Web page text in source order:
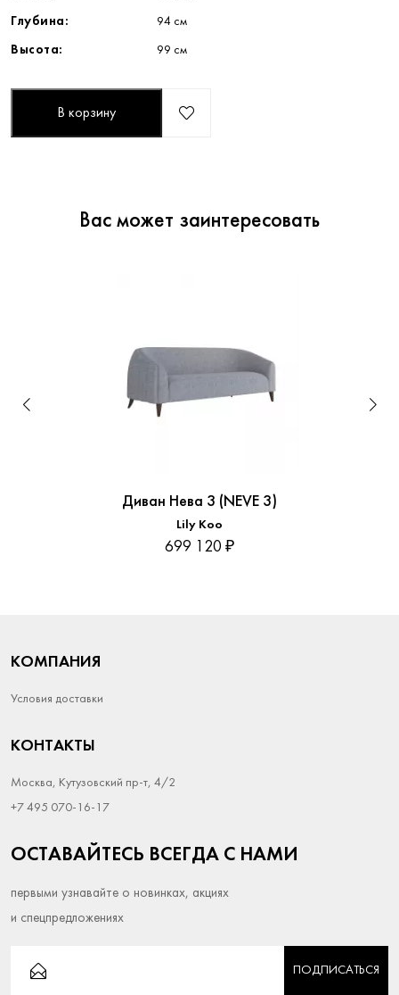
Глубина: 94 см
Высота: 99 см
В корзину
Вас может заинтересовать
Диван Нева 3 (NEVE 3)
Lily Koo
699 120 ₽
КОМПАНИЯ
Условия доставки
КОНТАКТЫ
Москва, Кутузовский пр-т, 4/2
+7 495 070-16-17
ОСТАВАЙТЕСЬ ВСЕГДА С НАМИ
первыми узнавайте о новинках, акциях
и спецпредложениях
ПОДПИСАТЬСЯ